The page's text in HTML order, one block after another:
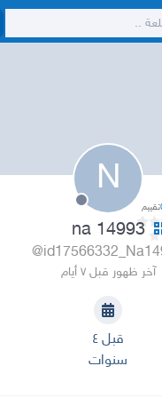
N
تقييم
na 14993
آخر ظهور قبل ٧ أيام
قبل ٤
سنوات